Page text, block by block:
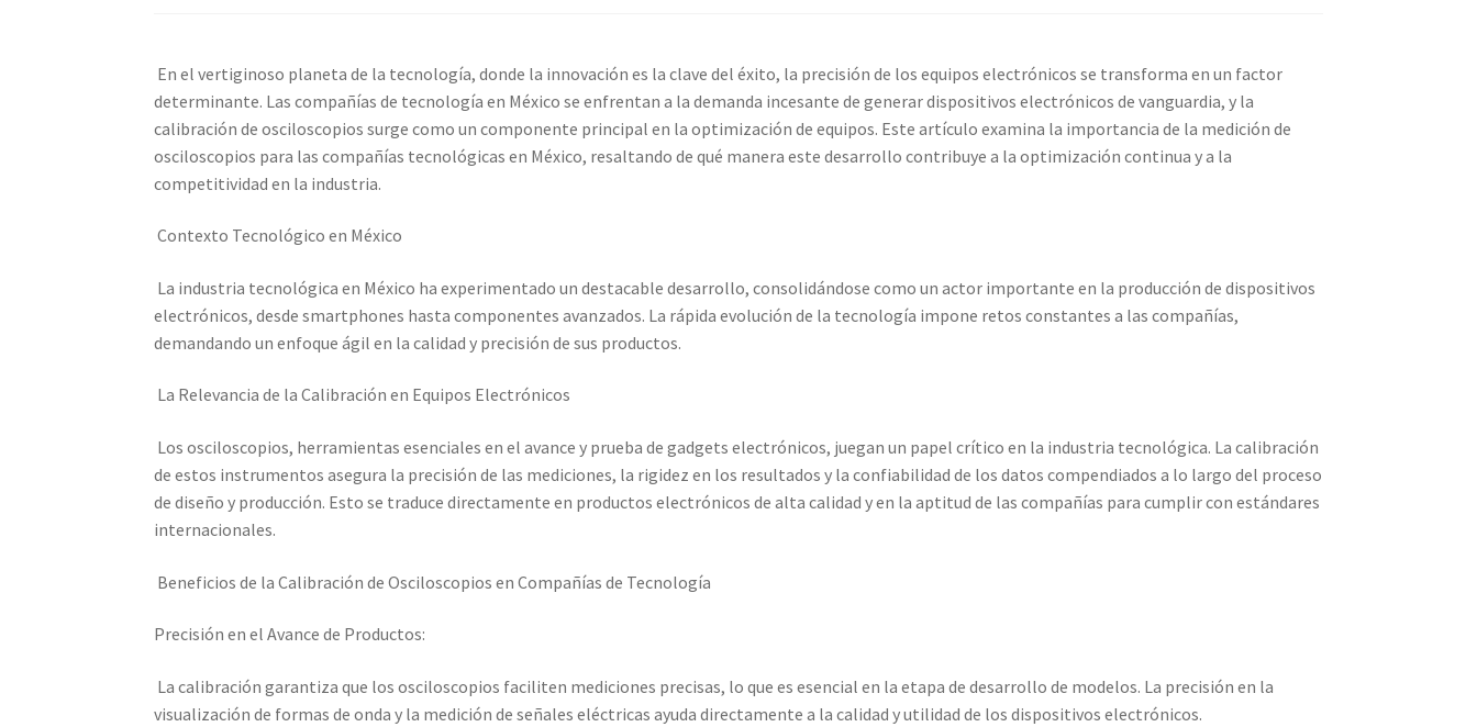
Medidor de tierras con certificado de calibración Mi cuenta Multímetro con certificado de calibración
Nuestra Misión en Elekmed México Osciloscopio con certificado de calibración
En el vertiginoso planeta de la tecnología, donde la innovación es la clave del éxito, la precisión de los equipos electrónicos se transforma en un factor
determinante. Las compañías de tecnología en México se enfrentan a la demanda incesante de generar dispositivos electrónicos de vanguardia, y la
calibración de osciloscopios surge como un componente principal en la optimización de equipos. Este artículo examina la importancia de la medición de
osciloscopios para las compañías tecnológicas en México, resaltando de qué manera este desarrollo contribuye a la optimización continua y a la
competitividad en la industria.
Contexto Tecnológico en México
La industria tecnológica en México ha experimentado un destacable desarrollo, consolidándose como un actor importante en la producción de dispositivos
electrónicos, desde smartphones hasta componentes avanzados. La rápida evolución de la tecnología impone retos constantes a las compañías,
demandando un enfoque ágil en la calidad y precisión de sus productos.
La Relevancia de la Calibración en Equipos Electrónicos
Los osciloscopios, herramientas esenciales en el avance y prueba de gadgets electrónicos, juegan un papel crítico en la industria tecnológica. La calibración
de estos instrumentos asegura la precisión de las mediciones, la rigidez en los resultados y la confiabilidad de los datos compendiados a lo largo del proceso
de diseño y producción. Esto se traduce directamente en productos electrónicos de alta calidad y en la aptitud de las compañías para cumplir con estándares
internacionales.
Beneficios de la Calibración de Osciloscopios en Compañías de Tecnología
Precisión en el Avance de Productos:
La calibración garantiza que los osciloscopios faciliten mediciones precisas, lo que es esencial en la etapa de desarrollo de modelos. La precisión en la
visualización de formas de onda y la medición de señales eléctricas ayuda directamente a la calidad y utilidad de los dispositivos electrónicos.